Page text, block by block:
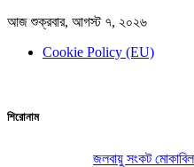
আজ শুক্রবার, আগস্ট ৭, ২০২৬
Cookie Policy (EU)
দেশের খবর
যুক্ত থাকুন দেশের সঙ্গে
শিরোনাম
জলবায়ু সংকট